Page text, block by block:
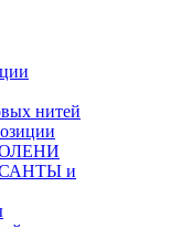
нитей
ОЛЕНИ
САНТЫ и